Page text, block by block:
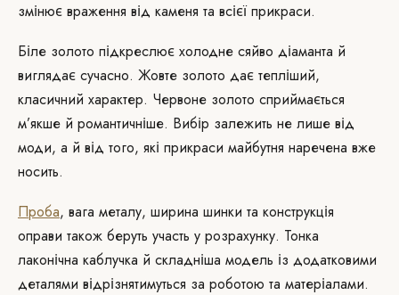
змінює враження від каменя та всієї прикраси.
Біле золото підкреслює холодне сяйво діаманта й
виглядає сучасно. Жовте золото дає тепліший,
класичний характер. Червоне золото сприймається
м’якше й романтичніше. Вибір залежить не лише від
моди, а й від того, які прикраси майбутня наречена вже
носить.
Проба, вага металу, ширина шинки та конструкція
оправи також беруть участь у розрахунку. Тонка
лаконічна каблучка й складніша модель із додатковими
деталями відрізнятимуться за роботою та матеріалами.